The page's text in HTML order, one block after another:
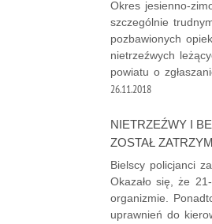
Okres jesienno-
szczególnie
pozbawionych
nietrzeźwych
powiatu o
26.11.2018
NIETRZEŹWY I
ZOSTAŁ
Bielscy policjanci
Okazało się, że
organizmie.
uprawnień do